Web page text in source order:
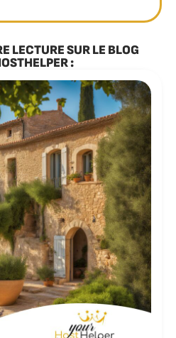
LECTURE SUR LE BLOG
: